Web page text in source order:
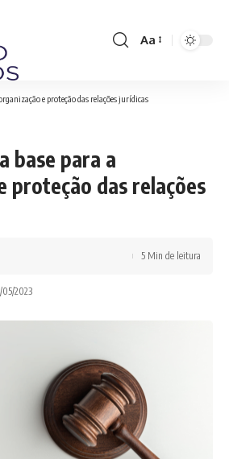
Font
Aa
e proteção das relações jurídicas
base para a
proteção das relações
2023
5 Min de leitura